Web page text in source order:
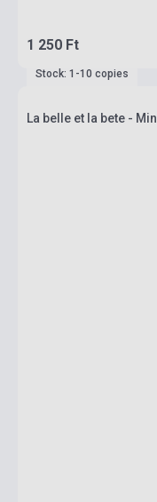
1 250 Ft
Stock: 1-10 copies
La belle et la bete -